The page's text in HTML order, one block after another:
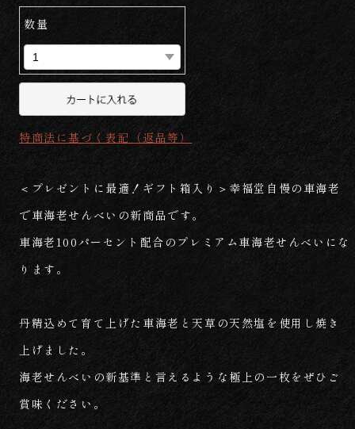
数量
特商法に基づく表記（返品等）
＜プレゼントに最適！ギフト箱入り＞幸福堂自慢の車海老
で車海老せんべいの新商品です。
車海老100パーセント配合のプレミアム車海老せんべいにな
ります。
丹精込めて育て上げた車海老と天草の天然塩を使用し焼き
上げました。
海老せんべいの新基準と言えるような極上の一枚をぜひご
賞味ください。